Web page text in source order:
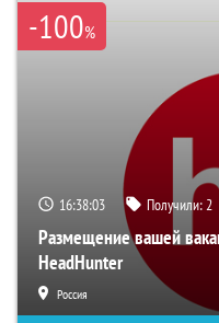
-100%
16:38:02 Получили:2
Размещение вашей
HeadHunter
Россия